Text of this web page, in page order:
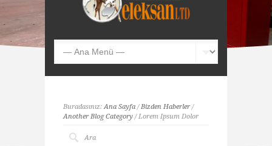
Buradasınız:Ana Sayfa /Bizden Haberler /
Another Blog Category / Lorem Ipsum Dolor